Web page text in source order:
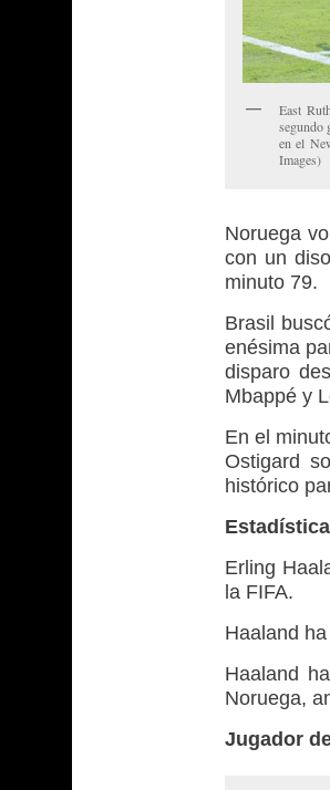
East
segundo
en el
Images)
Noruega
con un
minuto 79.
Brasil
enésima
disparo
Mbappé y
En el
Ostigard
histórico
Erling
la FIFA.
Haaland
Haaland
Noruega,
Jugador